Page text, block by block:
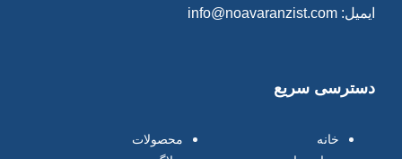
ایمیل: info@noavaranzist.com
دسترسی سریع
خانه
محصولات